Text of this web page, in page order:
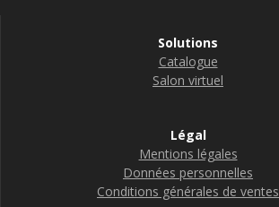
Solutions
Catalogue
Salon virtuel
Légal
Mentions légales
Données personnelles
Conditions générales de ventes